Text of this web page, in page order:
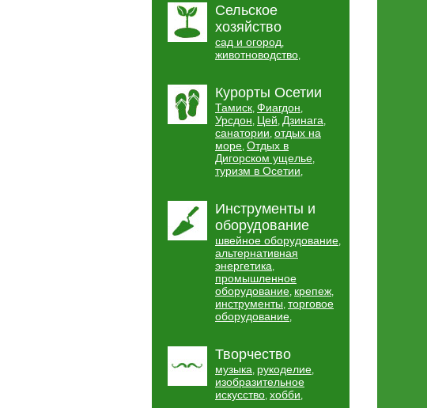
Сельское
хозяйство
сад и огород,
животноводство,
Курорты Осетии
Тамиск, Фиагдон,
Урсдон, Цей, Дзинага,
санатории, отдых на
море, Отдых в
Дигорском ущелье,
туризм в Осетии,
Инструменты и
оборудование
швейное оборудование,
альтернативная
энергетика,
промышленное
оборудование, крепеж,
инструменты, торговое
оборудование,
Творчество
музыка, рукоделие,
изобразительное
искусство, хобби,